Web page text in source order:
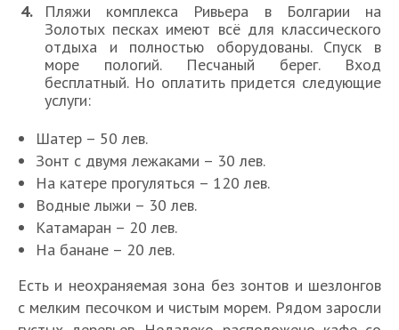
Пляжи комплекса Ривьера в Болгарии на
Золотых песках имеют всё для классического
отдыха и полностью оборудованы. Спуск в
море пологий. Песчаный берег. Вход
бесплатный. Но оплатить придется следующие
услуги:
Шатер – 50 лев.
Зонт с двумя лежаками – 30 лев.
На катере прогуляться – 120 лев.
Водные лыжи – 30 лев.
Катамаран – 20 лев.
На банане – 20 лев.
Есть и неохраняемая зона без зонтов и шезлонгов
с мелким песочком и чистым морем. Рядом заросли